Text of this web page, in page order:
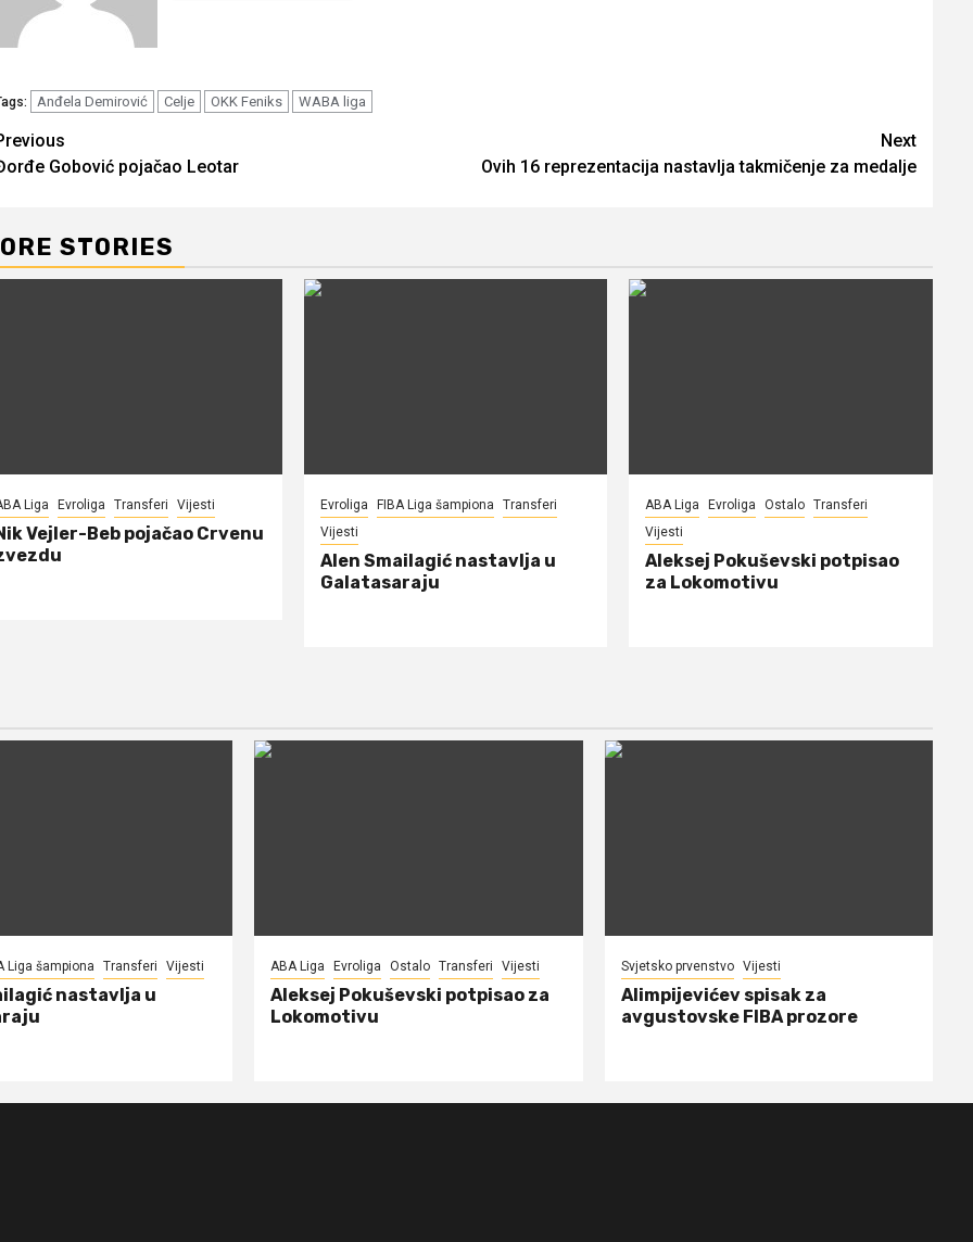
Anđela Demirović Celje OKK Feniks WABA liga
Gobović pojačao Leotar
Next
Ovih 16 reprezentacija nastavlja takmičenje za medalje
STORIES
Liga Evroliga Transferi Vijesti
Vejler-Beb pojačao Crvenu
Evroliga FIBA Liga šampiona
Transferi
Vijesti
Alen Smailagić nastavlja u
Galatasaraju
ABA Liga Evroliga Ostalo Transferi
Vijesti
Aleksej Pokuševski potpisao
za Lokomotivu
Liga šampiona Transferi Vijesti
nastavlja u
ABA Liga Evroliga Ostalo Transferi Vijesti
Aleksej Pokuševski potpisao za
Lokomotivu
Svjetsko prvenstvo Vijesti
Alimpijevićev spisak za
avgustovske FIBA prozore